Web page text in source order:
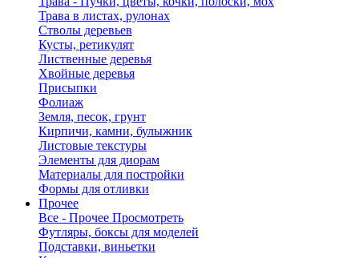
Трава в листах, рулонах
Стволы деревьев
Кусты, ретикулят
Лиственные деревья
Хвойные деревья
Присыпки
Фолиаж
Земля, песок, грунт
Кирпичи, камни, булыжник
Листовые текстуры
Элементы для диорам
Материалы для постройки
Формы для отливки
Прочее
Все - Прочее Просмотреть
Футляры, боксы для моделей
Подставки, виньетки